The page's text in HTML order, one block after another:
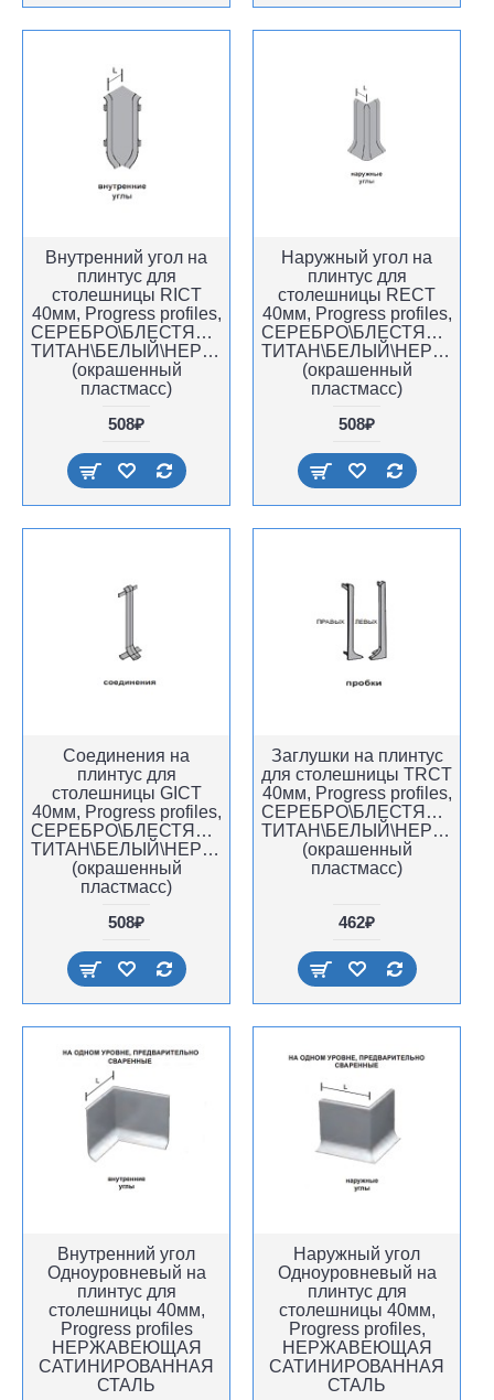
Внутренний угол на
плинтус для
столешницы RICT
40мм, Progress profiles,
СЕРЕБРО\БЛЕСТЯЩИЙ
ТИТАН\БЕЛЫЙ\НЕРЖАВЕЙКА,
(окрашенный
пластмасс)
508₽
Наружный угол на
плинтус для
столешницы RECT
40мм, Progress profiles,
СЕРЕБРО\БЛЕСТЯЩИЙ
(окрашенный
пластмасс)
508₽
Соединения на
плинтус для
столешницы GICT
40мм, Progress profiles,
СЕРЕБРО\БЛЕСТЯЩИЙ
ТИТАН\БЕЛЫЙ\НЕРЖАВЕЙКА,
(окрашенный
пластмасс)
508₽
Заглушки на плинтус
для столешницы TRCT
40мм, Progress profiles,
СЕРЕБРО\БЛЕСТЯЩИЙ
(окрашенный
пластмасс)
462₽
Внутренний угол
Одноуровневый на
плинтус для
столешницы 40мм,
Progress profiles
НЕРЖАВЕЮЩАЯ
САТИНИРОВАННАЯ
СТАЛЬ
Наружный угол
Одноуровневый на
плинтус для
столешницы 40мм,
Progress profiles,
НЕРЖАВЕЮЩАЯ
САТИНИРОВАННАЯ
СТАЛЬ